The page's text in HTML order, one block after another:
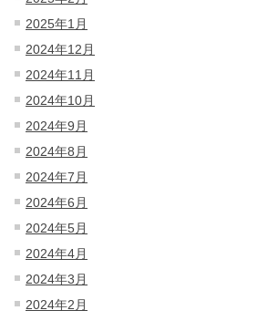
2025年1月
2024年12月
2024年11月
2024年10月
2024年9月
2024年8月
2024年7月
2024年6月
2024年5月
2024年4月
2024年3月
2024年2月